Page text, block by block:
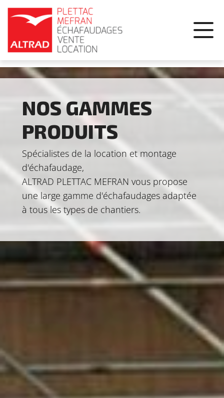
NOS GAMMES
PRODUITS
Spécialistes de la location et montage
d'échafaudage,
ALTRAD PLETTAC MEFRAN vous propose
une large gamme d'échafaudages adaptée
à tous les types de chantiers.
Panneau de gestion des cookies